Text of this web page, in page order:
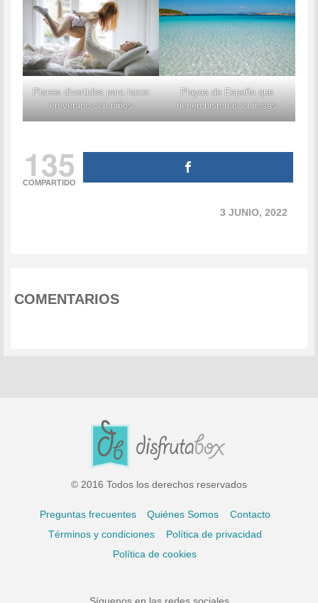
Planes divertidos para hacer
en verano con niños
Playas de España que
tienen historias curiosas
135
COMPARTIDO
3 JUNIO, 2022
COMENTARIOS
© 2016 Todos los derechos reservados
Preguntas frecuentes Quiénes Somos
Contacto
Términos y condiciones
Política de privacidad
Política de cookies
Síguenos en las redes sociales